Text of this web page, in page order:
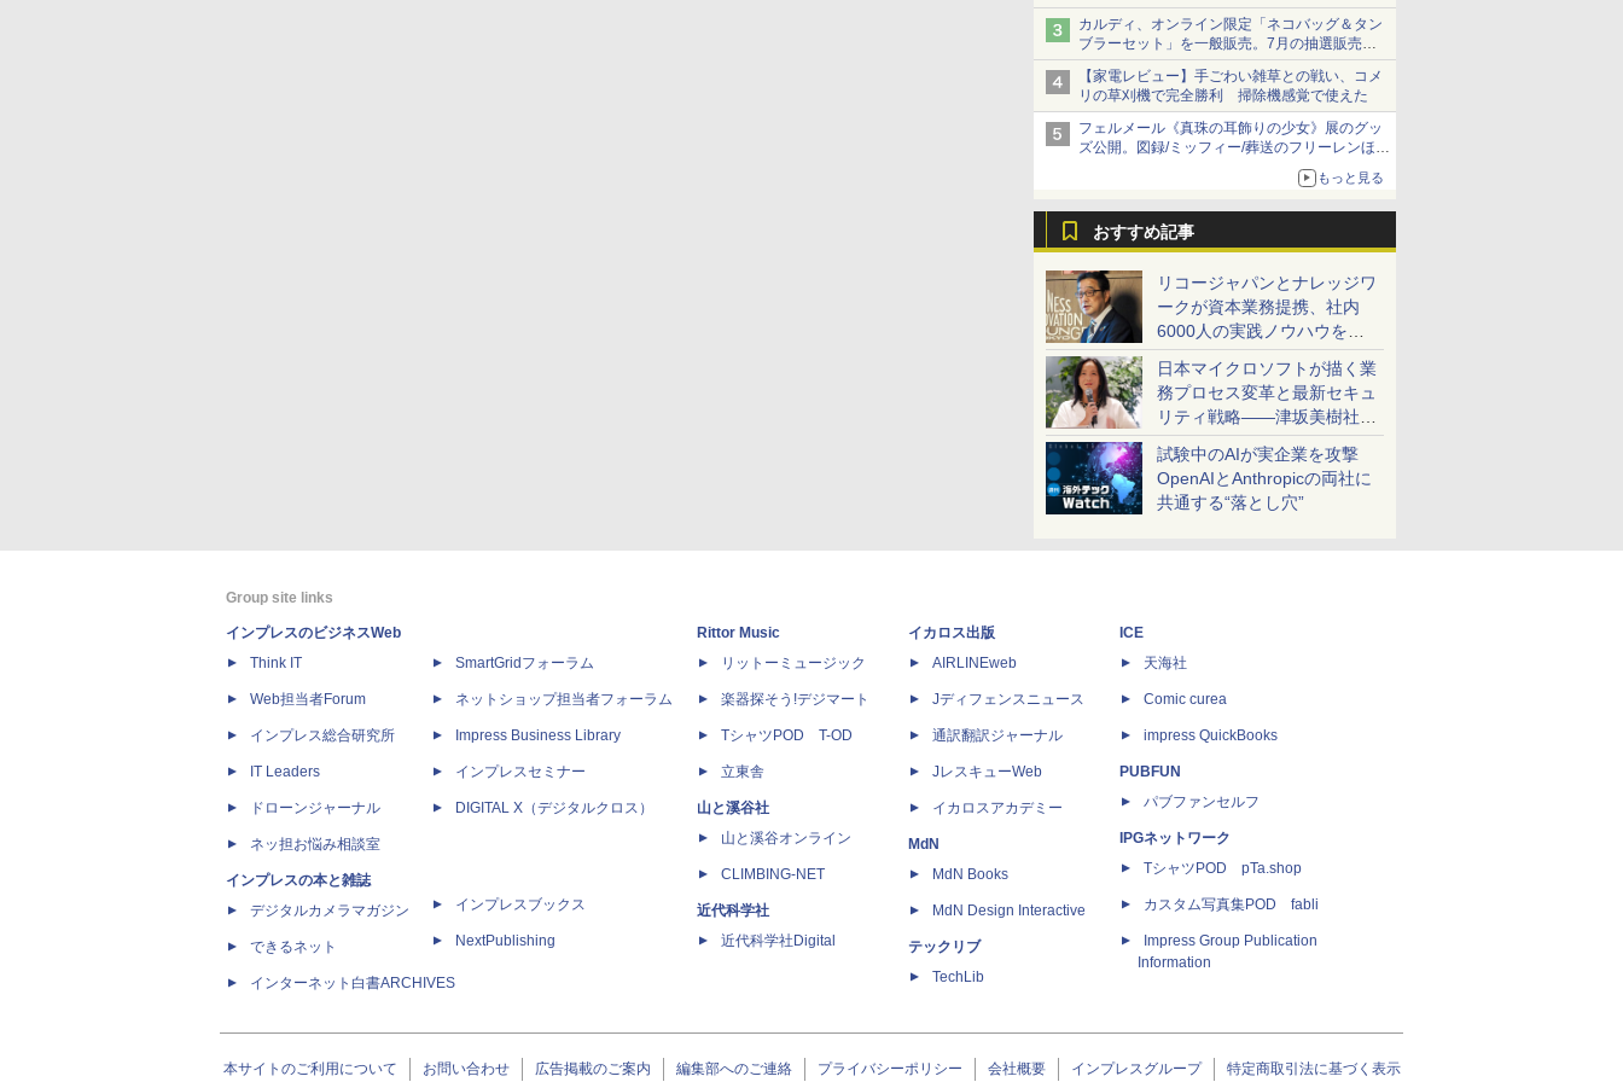
カルディ、オンライン限定「ネコバッグ＆タン
ブラーセット」を一般販売。7月の抽選販売の
当選無効分
【家電レビュー】手ごわい雑草との戦い、コメ
リの草刈機で完全勝利 掃除機感覚で使えた
フェルメール《真珠の耳飾りの少女》展のグッ
ズ公開。図録/ミッフィー/葬送のフリーレンほ
もっと見る
おすすめ記事
リコージャパンとナレッジワ
ークが資本業務提携、社内
6000人の実践ノウハウを生
かした「AI商談記録 for
RICOH」を展開へ
日本マイクロソフトが描く業
務プロセス変革と最新セキュ
リティ戦略――津坂美樹社長
が2027年度戦略を説明
試験中のAIが実企業を攻撃
OpenAIとAnthropicの両社に
共通する“落とし穴”
Group site links
インプレスのビジネスWeb
Think IT
Web担当者Forum
インプレス総合研究所
IT Leaders
ドローンジャーナル
ネッ担お悩み相談室
インプレスの本と雑誌
デジタルカメラマガジン
できるネット
インターネット白書ARCHIVES
SmartGridフォーラム
ネットショップ担当者フォーラム
Impress Business Library
インプレスセミナー
DIGITAL X（デジタルクロス）
インプレスブックス
NextPublishing
Rittor Music
リットーミュージック
楽器探そう!デジマート
TシャツPOD T-OD
立東舎
山と溪谷社
山と溪谷オンライン
CLIMBING-NET
近代科学社
近代科学社Digital
イカロス出版
AIRLINEweb
Jディフェンスニュース
通訳翻訳ジャーナル
JレスキューWeb
イカロスアカデミー
MdN
MdN Books
MdN Design Interactive
テックリブ
TechLib
ICE
天海社
Comic curea
impress QuickBooks
PUBFUN
パブファンセルフ
IPGネットワーク
TシャツPOD pTa.shop
カスタム写真集POD fabli
Impress Group Publication
Information
本サイトのご利用について お問い合わせ 広告掲載のご案内 編集部へのご連絡 プライバシーポリシー 会社概要 インプレスグループ 特定商取引法に基づく表示